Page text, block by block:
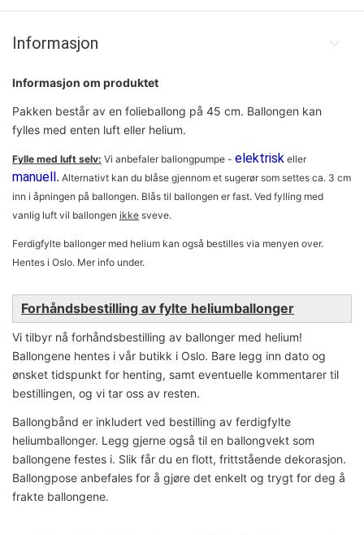
Informasjon
Informasjon om produktet
Pakken består av en folieballong på 45 cm. Ballongen kan
fylles med enten luft eller helium.
Fylle med luft selv: Vi anbefaler ballongpumpe - elektrisk eller
manuell. Alternativt kan du blåse gjennom et sugerør som settes ca. 3 cm
inn i åpningen på ballongen. Blås til ballongen er fast. Ved fylling med
vanlig luft vil ballongen ikke sveve.
Ferdigfylte ballonger med helium kan også bestilles via menyen over.
Hentes i Oslo. Mer info under.
Forhåndsbestilling av fylte heliumballonger
Vi tilbyr nå forhåndsbestilling av ballonger med helium!
Ballongene hentes i vår butikk i Oslo. Bare legg inn dato og
ønsket tidspunkt for henting, samt eventuelle kommentarer til
bestillingen, og vi tar oss av resten.
Ballongbånd er inkludert ved bestilling av ferdigfylte
heliumballonger. Legg gjerne også til en ballongvekt som
ballongene festes i. Slik får du en flott, frittstående dekorasjon.
Ballongpose anbefales for å gjøre det enkelt og trygt for deg å
frakte ballongene.